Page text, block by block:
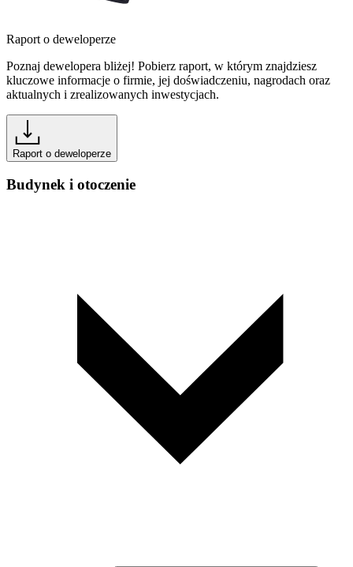
Raport o deweloperze
Poznaj dewelopera bliżej! Pobierz raport, w którym znajdziesz
kluczowe informacje o firmie, jej doświadczeniu, nagrodach oraz
aktualnych i zrealizowanych inwestycjach.
Raport o deweloperze
Budynek i otoczenie